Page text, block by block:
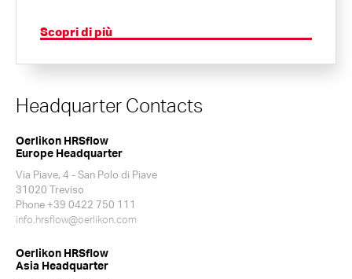
Scopri di più
Headquarter Contacts
Oerlikon HRSflow
Europe Headquarter
Via Piave, 4 - San Polo di Piave
31020 Treviso
Phone +39 0422 750 111
info.hrsflow@oerlikon.com
Oerlikon HRSflow
Asia Headquarter